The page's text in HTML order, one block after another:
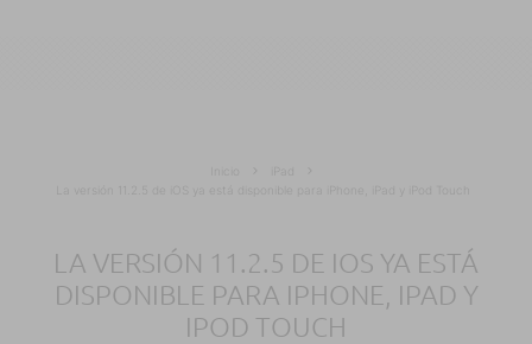
La versión 11.2.5 de iOS ya está disponible para iPhone, iPad y iPod Touch
LA VERSIÓN 11.2.5 DE IOS YA ESTÁ
DISPONIBLE PARA IPHONE, IPAD Y
IPOD TOUCH